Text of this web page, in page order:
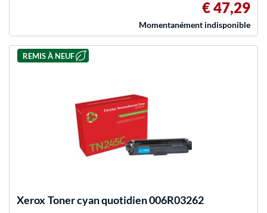
€ 47,29
Momentanément indisponible
REMIS À NEUF
XeroxToner cyan quotidien 006R03262